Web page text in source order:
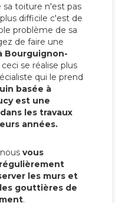
sa toiture n'est pas
difficile c'est de
problème de sa
de faire une
Bourguignon-
se réalise plus
qui le prend
basée à
est une
les travaux
années.
vous
les murs et
gouttières de
.